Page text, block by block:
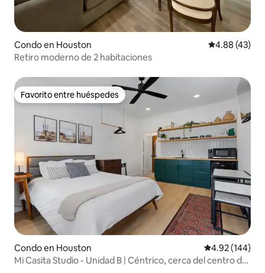
Condo en Houston Calificación
4.88 (43)
Retiro moderno de 2 habitaciones
Favorito entre huéspedes
Favorito entre huéspedes
Condo en Houston Calificación
4.92 (144)
Mi Casita Studio - Unidad B | Céntrico, cerca del centro de